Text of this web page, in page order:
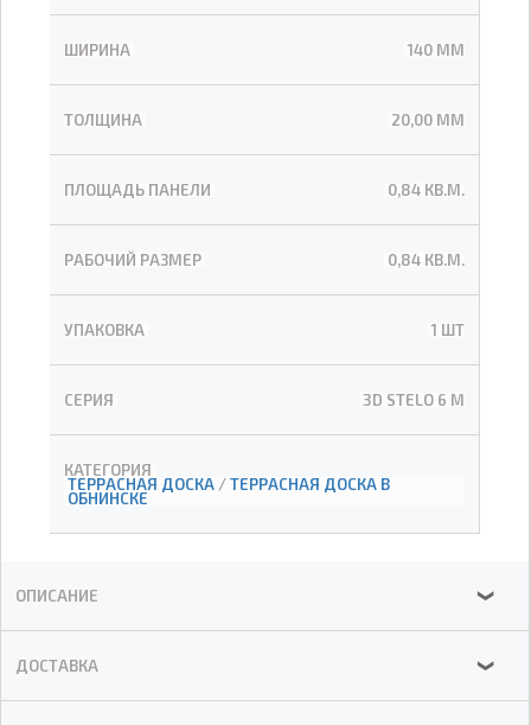
ШИРИНА 140 ММ
ТОЛЩИНА 20,00 ММ
ПЛОЩАДЬ ПАНЕЛИ 0,84 КВ.М.
РАБОЧИЙ РАЗМЕР 0,84 КВ.М.
УПАКОВКА 1 ШТ
СЕРИЯ 3D STELO 6 М
КАТЕГОРИЯ
ТЕРРАСНАЯ ДОСКА /ТЕРРАСНАЯ ДОСКА В
ОБНИНСКЕ
ОПИСАНИЕ ❯
ДОСТАВКА ❯